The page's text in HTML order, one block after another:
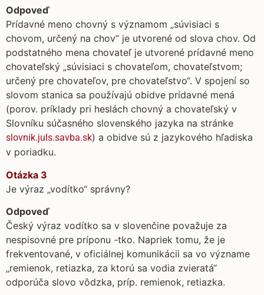
Odpoveď
Prídavné meno chovný s významom „súvisiaci s
chovom, určený na chov“ je utvorené od slova chov. Od
podstatného mena chovateľ je utvorené prídavné meno
chovateľský „súvisiaci s chovateľom, chovateľstvom;
určený pre chovateľov, pre chovateľstvo“. V spojení so
slovom stanica sa používajú obidve prídavné mená
(porov. príklady pri heslách chovný a chovateľský v
Slovníku súčasného slovenského jazyka na stránke
slovnik.juls.savba.sk) a obidve sú z jazykového hľadiska
v poriadku.
Otázka 3
Je výraz „vodítko“ správny?
Odpoveď
Český výraz vodítko sa v slovenčine považuje za
nespisovné pre príponu -tko. Napriek tomu, že je
frekventované, v oficiálnej komunikácii sa vo význame
„remienok, retiazka, za ktorú sa vodia zvieratá“
odporúča slovo vôdzka, príp. remienok, retiazka.